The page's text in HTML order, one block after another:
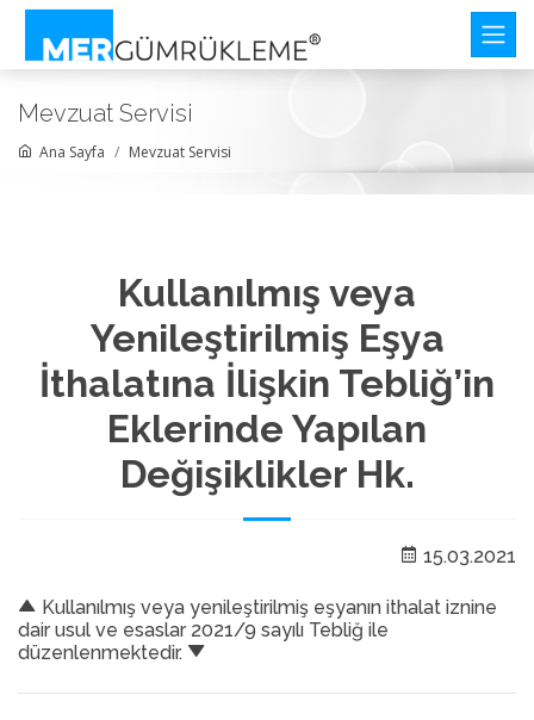
Mevzuat Servisi
Ana Sayfa Mevzuat Servisi
Kullanılmış veya
Yenileştirilmiş Eşya
İthalatına İlişkin Tebliğ’in
Eklerinde Yapılan
Değişiklikler Hk.
15.03.2021
Kullanılmış veya yenileştirilmiş eşyanın ithalat iznine
dair usul ve esaslar 2021/9 sayılı Tebliğ ile
düzenlenmektedir.